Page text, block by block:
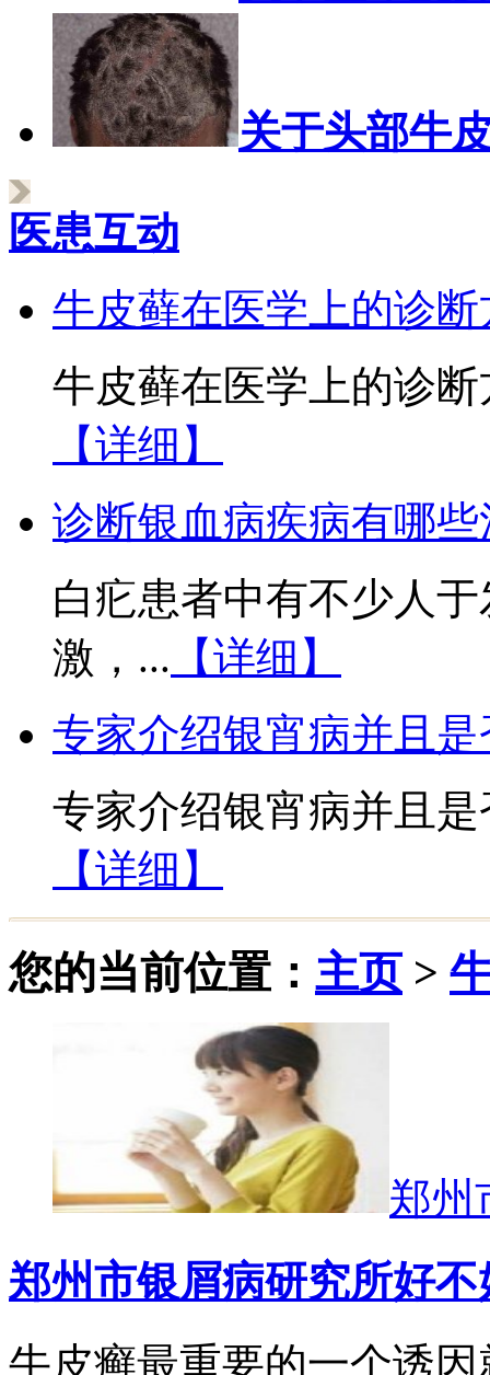
关于头部牛
医患互动
牛皮藓在医学上的诊断
牛皮藓在医学上的诊
【详细】
诊断银血病疾病有哪
白疕患者中有不少人
激，... 【详细】
专家介绍银宵病并且
专家介绍银宵病并且
【详细】
您的当前位置： 主页>
郑州
郑州市银屑病研究所好不
牛皮癣最重要的一个诱